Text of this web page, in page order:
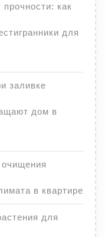
как
для
заливке
дом в
в квартире
для